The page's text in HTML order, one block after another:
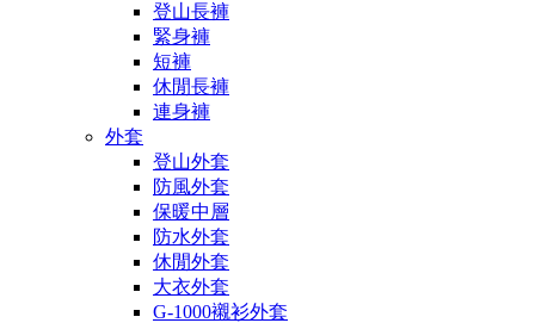
登山長褲
緊身褲
短褲
休閒長褲
連身褲
外套
登山外套
防風外套
保暖中層
防水外套
休閒外套
大衣外套
G-1000襯衫外套